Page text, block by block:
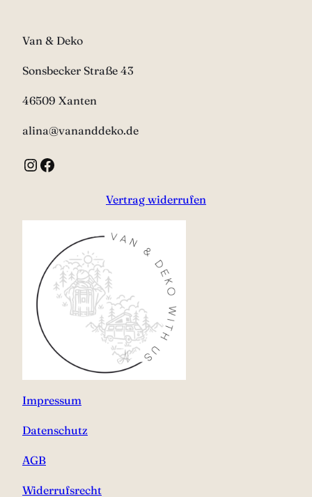
Van & Deko
Sonsbecker Straße 43
46509 Xanten
alina@vananddeko.de
InstagramFacebook
Vertrag widerrufen
Impressum
Datenschutz
AGB
Widerrufsrecht